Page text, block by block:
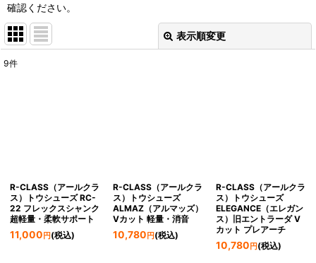
確認ください。
表示順変更
9件
R-CLASS（アールクラ
ス）トウシューズ RC-
22 フレックスシャンク
超軽量・柔軟サポート
11,000 円 (税込)
R-CLASS（アールクラ
ス）トウシューズ
ALMAZ（アルマッズ）
Vカット 軽量・消音
10,780 円(税込)
R-CLASS（アールクラ
ス）トウシューズ
ELEGANCE（エレガン
ス）旧エントラーダ V
カット プレアーチ
10,780 円(税込)